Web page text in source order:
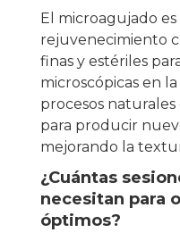
El microagujado
rejuvenecimiento
finas y estériles
microscópicas en
procesos
para producir
mejorando la
¿Cuántas
necesitan para
óptimos?